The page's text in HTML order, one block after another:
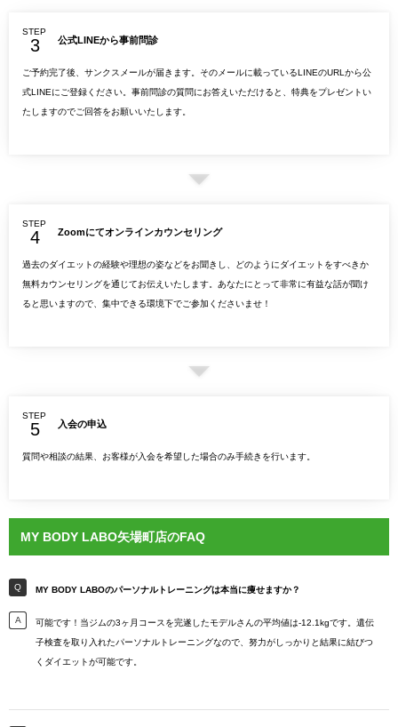
STEP
公式LINEから事前問診
ご予約完了後、サンクスメールが届きます。そのメールに載っているLINEのURLから公
式LINEにご登録ください。事前問診の質問にお答えいただけると、特典をプレゼントい
たしますのでご回答をお願いいたします。
STEP
Zoomにてオンラインカウンセリング
過去のダイエットの経験や理想の姿などをお聞きし、どのようにダイエットをすべきか
無料カウンセリングを通じてお伝えいたします。あなたにとって非常に有益な話が聞け
ると思いますので、集中できる環境下でご参加くださいませ！
STEP
入会の申込
質問や相談の結果、お客様が入会を希望した場合のみ手続きを行います。
MY BODY LABO矢場町店のFAQ
MY BODY LABOのパーソナルトレーニングは本当に痩せますか？
可能です！当ジムの3ヶ月コースを完遂したモデルさんの平均値は-12.1kgです。遺伝
子検査を取り入れたパーソナルトレーニングなので、努力がしっかりと結果に結びつ
くダイエットが可能です。